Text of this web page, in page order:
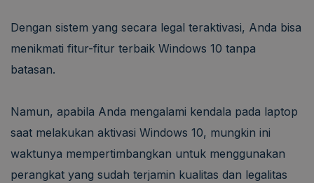
Dengan sistem yang secara legal teraktivasi, Anda bisa
menikmati fitur-fitur terbaik Windows 10 tanpa
batasan.
Namun, apabila Anda mengalami kendala pada laptop
saat melakukan aktivasi Windows 10, mungkin ini
waktunya mempertimbangkan untuk menggunakan
perangkat yang sudah terjamin kualitas dan legalitas